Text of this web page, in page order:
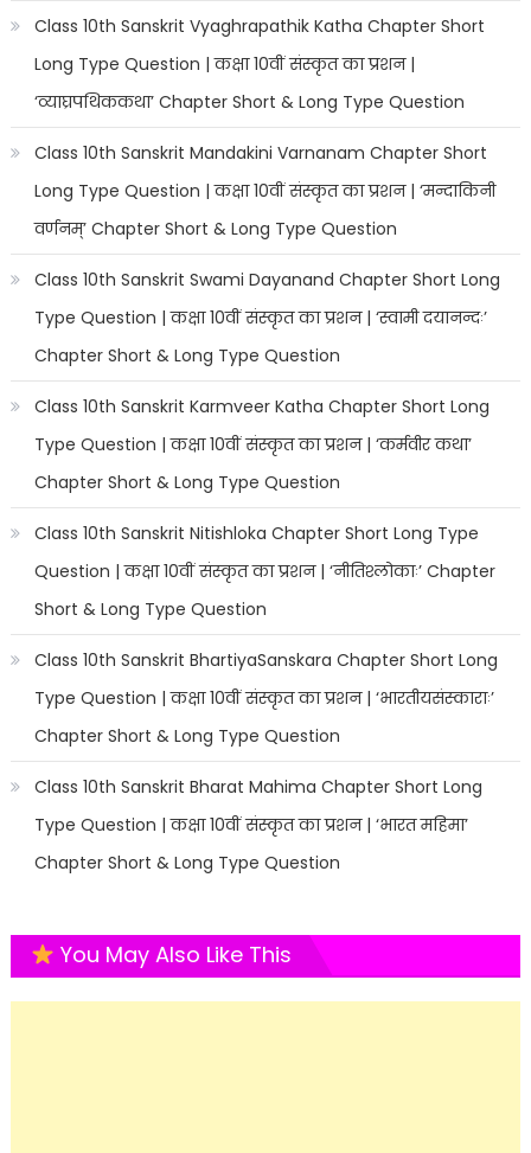
Class 10th Sanskrit Vyaghrapathik Katha Chapter Short
Long Type Question | कक्षा 10वीं संस्कृत का प्रशन |
‘व्याघ्रपथिककथा’ Chapter Short & Long Type Question
Class 10th Sanskrit Mandakini Varnanam Chapter Short
Long Type Question | कक्षा 10वीं संस्कृत का प्रशन | ‘मन्दाकिनी
वर्णनम्’ Chapter Short & Long Type Question
Class 10th Sanskrit Swami Dayanand Chapter Short Long
Type Question | कक्षा 10वीं संस्कृत का प्रशन | ‘स्वामी दयानन्दः’
Chapter Short & Long Type Question
Class 10th Sanskrit Karmveer Katha Chapter Short Long
Type Question | कक्षा 10वीं संस्कृत का प्रशन | ‘कर्मवीर कथा’
Chapter Short & Long Type Question
Class 10th Sanskrit Nitishloka Chapter Short Long Type
Question | कक्षा 10वीं संस्कृत का प्रशन | ‘नीतिश्लोकाः’ Chapter
Short & Long Type Question
Class 10th Sanskrit BhartiyaSanskara Chapter Short Long
Type Question | कक्षा 10वीं संस्कृत का प्रशन | ‘भारतीयसंस्काराः’
Chapter Short & Long Type Question
Class 10th Sanskrit Bharat Mahima Chapter Short Long
Type Question | कक्षा 10वीं संस्कृत का प्रशन | ‘भारत महिमा’
Chapter Short & Long Type Question
You May Also Like This